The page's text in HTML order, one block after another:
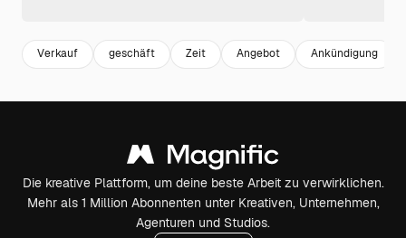
Verkauf geschäft Zeit Angebot Ankündigung
Die kreative Plattform, um deine beste Arbeit zu verwirklichen.
Mehr als 1 Million Abonnenten unter Kreativen, Unternehmen,
Agenturen und Studios.